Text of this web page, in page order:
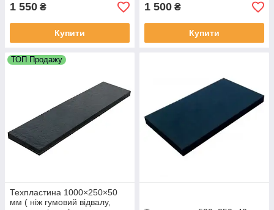
1 550 ₴
Купити
1 500 ₴
Купити
ТОП Продажу
Техпластина 1000×250×50
мм ( ніж гумовий відвалу,